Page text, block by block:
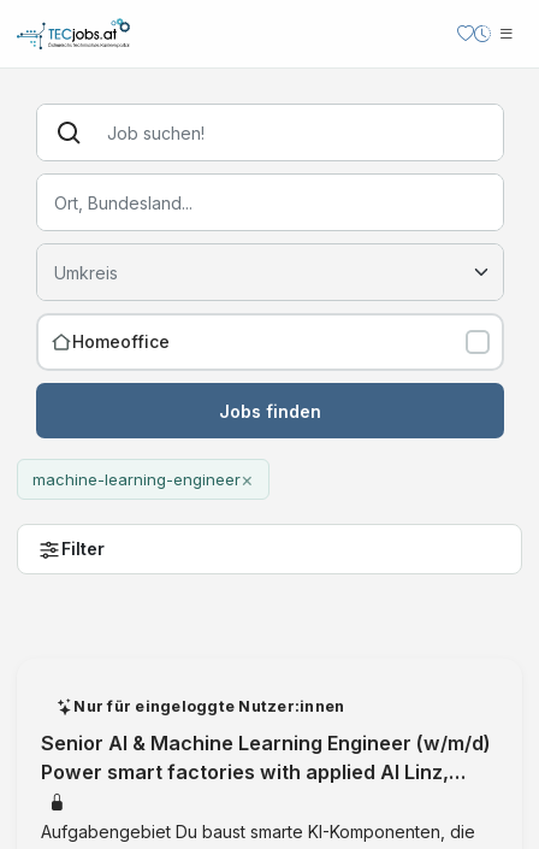
Homeoffice
Jobs finden
machine-learning-engineer×
Filter
Nur für eingeloggte Nutzer:innen
Senior AI & Machine Learning Engineer (w/m/d)
Power smart factories with applied AI Linz,
Wien Software Engineering
Aufgabengebiet Du baust smarte KI-Komponenten, die